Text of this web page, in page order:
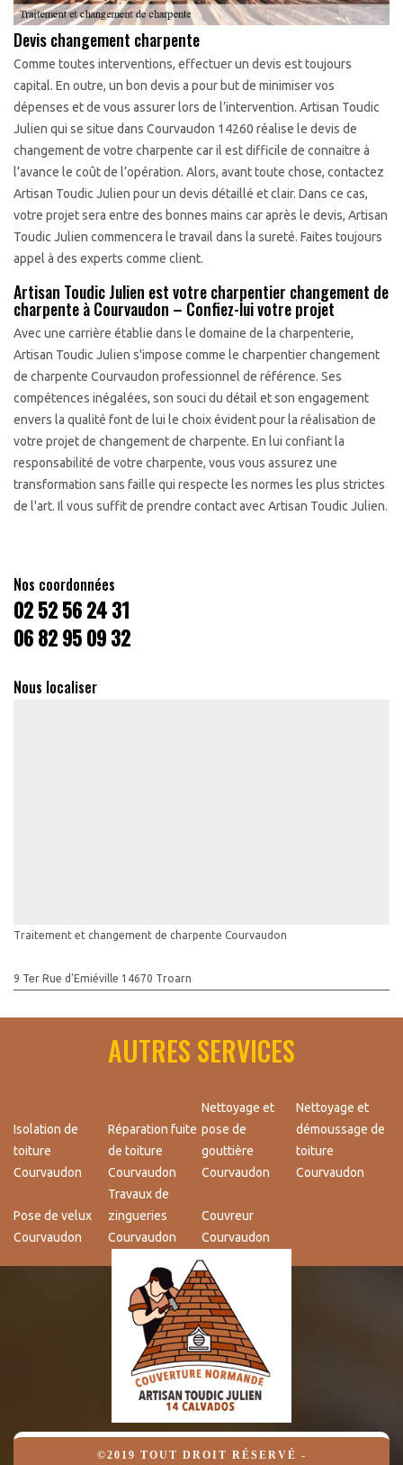
Devis changement charpente
Comme toutes interventions, effectuer un devis est toujours
capital. En outre, un bon devis a pour but de minimiser vos
dépenses et de vous assurer lors de l’intervention. Artisan Toudic
Julien qui se situe dans Courvaudon 14260 réalise le devis de
changement de votre charpente car il est difficile de connaitre à
l’avance le coût de l’opération. Alors, avant toute chose, contactez
Artisan Toudic Julien pour un devis détaillé et clair. Dans ce cas,
votre projet sera entre des bonnes mains car après le devis, Artisan
Toudic Julien commencera le travail dans la sureté. Faites toujours
appel à des experts comme client.
Artisan Toudic Julien est votre charpentier changement de
charpente à Courvaudon – Confiez-lui votre projet
Avec une carrière établie dans le domaine de la charpenterie,
Artisan Toudic Julien s'impose comme le charpentier changement
de charpente Courvaudon professionnel de référence. Ses
compétences inégalées, son souci du détail et son engagement
envers la qualité font de lui le choix évident pour la réalisation de
votre projet de changement de charpente. En lui confiant la
responsabilité de votre charpente, vous vous assurez une
transformation sans faille qui respecte les normes les plus strictes
de l'art. Il vous suffit de prendre contact avec Artisan Toudic Julien.
Nos coordonnées
02 52 56 24 31
06 82 95 09 32
Nous localiser
Traitement et changement de charpente Courvaudon
9 Ter Rue d'Emiéville 14670 Troarn
AUTRES SERVICES
Isolation de
toiture
Courvaudon
Réparation fuite
de toiture
Courvaudon
Nettoyage et
pose de
gouttière
Courvaudon
Nettoyage et
démoussage de
toiture
Courvaudon
Pose de velux
Courvaudon
Travaux de
zingueries
Courvaudon
Couvreur
Courvaudon
©2019 TOUT DROIT RÉSERVÉ -